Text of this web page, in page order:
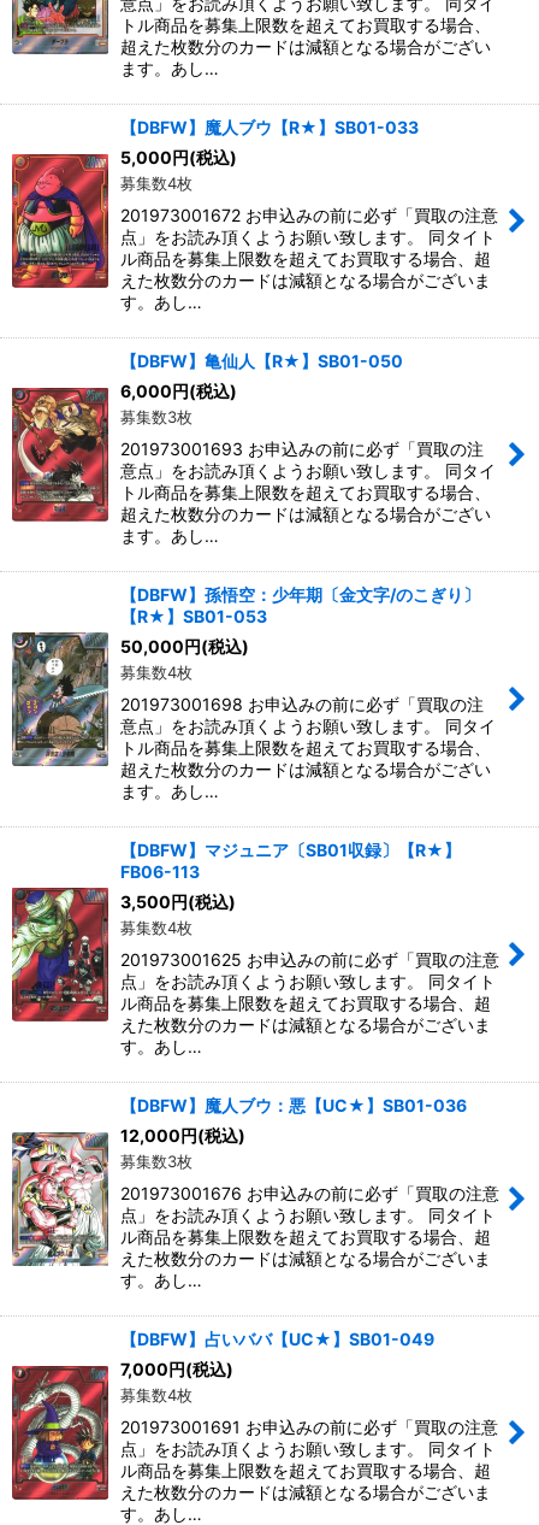
トル商品を募集上限数を超えてお買取する場合、
超えた枚数分のカードは減額となる場合がござい
ます。あし…
【DBFW】魔人ブウ【R★】SB01-033
5,000円(税込)
募集数4枚
201973001672 お申込みの前に必ず「買取の注意
点」をお読み頂くようお願い致します。 同タイト
ル商品を募集上限数を超えてお買取する場合、超
えた枚数分のカードは減額となる場合がございま
す。あし…
【DBFW】亀仙人【R★】SB01-050
6,000円(税込)
募集数3枚
201973001693 お申込みの前に必ず「買取の注
意点」をお読み頂くようお願い致します。 同タイ
トル商品を募集上限数を超えてお買取する場合、
超えた枚数分のカードは減額となる場合がござい
ます。あし…
【DBFW】孫悟空：少年期〔金文字/のこぎり〕
【R★】SB01-053
50,000円(税込)
募集数4枚
201973001698 お申込みの前に必ず「買取の注
意点」をお読み頂くようお願い致します。 同タイ
トル商品を募集上限数を超えてお買取する場合、
超えた枚数分のカードは減額となる場合がござい
ます。あし…
【DBFW】マジュニア〔SB01収録〕【R★】
FB06-113
3,500円(税込)
募集数4枚
201973001625 お申込みの前に必ず「買取の注意
点」をお読み頂くようお願い致します。 同タイト
ル商品を募集上限数を超えてお買取する場合、超
えた枚数分のカードは減額となる場合がございま
す。あし…
【DBFW】魔人ブウ：悪【UC★】SB01-036
12,000円(税込)
募集数3枚
201973001676 お申込みの前に必ず「買取の注意
点」をお読み頂くようお願い致します。 同タイト
ル商品を募集上限数を超えてお買取する場合、超
えた枚数分のカードは減額となる場合がございま
す。あし…
【DBFW】占いババ【UC★】SB01-049
7,000円(税込)
募集数4枚
201973001691 お申込みの前に必ず「買取の注意
点」をお読み頂くようお願い致します。 同タイト
ル商品を募集上限数を超えてお買取する場合、超
えた枚数分のカードは減額となる場合がございま
す。あし…